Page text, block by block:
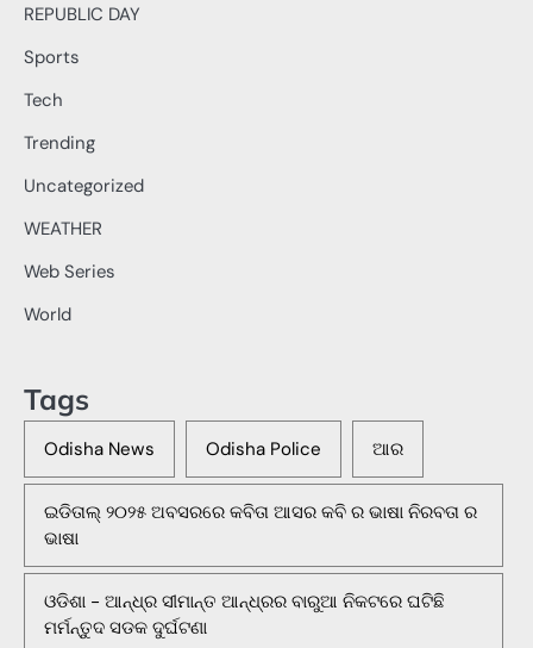
REPUBLIC DAY
Sports
Tech
Trending
Uncategorized
WEATHER
Web Series
World
Tags
Odisha News Odisha Police ଆର
ଇଡିତାଲ୍ ୨୦୨୫ ଅବସରରେ କବିତା ଆସର କବି ର ଭାଷା ନିରବତା ର
ଭାଷା
ଓଡିଶା - ଆନ୍ଧ୍ର ସୀମାନ୍ତ ଆନ୍ଧ୍ରର ବାରୁଆ ନିକଟରେ ଘଟିଛି
ମର୍ମନ୍ତୁଦ ସଡକ ଦୁର୍ଘଟଣା